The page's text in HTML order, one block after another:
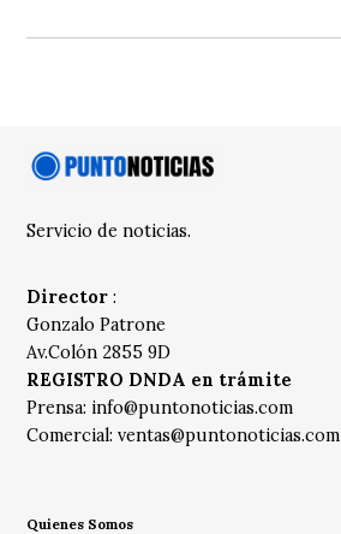
Servicio de noticias.
Director :
Gonzalo Patrone
Av.Colón 2855 9D
REGISTRO DNDA en trámite
Prensa: info@puntonoticias.com
Comercial:ventas@puntonoticias.com
Quienes Somos